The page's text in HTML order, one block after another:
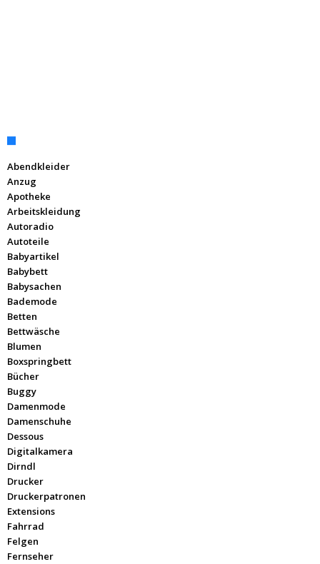
Abendkleider
Anzug
Apotheke
Arbeitskleidung
Autoradio
Autoteile
Babyartikel
Babybett
Babysachen
Bademode
Betten
Bettwäsche
Blumen
Boxspringbett
Bücher
Buggy
Damenmode
Damenschuhe
Dessous
Digitalkamera
Dirndl
Drucker
Druckerpatronen
Extensions
Fahrrad
Felgen
Fernseher